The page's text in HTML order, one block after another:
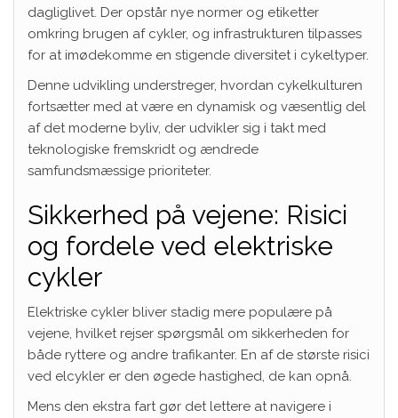
dagliglivet. Der opstår nye normer og etiketter
omkring brugen af cykler, og infrastrukturen tilpasses
for at imødekomme en stigende diversitet i cykeltyper.
Denne udvikling understreger, hvordan cykelkulturen
fortsætter med at være en dynamisk og væsentlig del
af det moderne byliv, der udvikler sig i takt med
teknologiske fremskridt og ændrede
samfundsmæssige prioriteter.
Sikkerhed på vejene: Risici
og fordele ved elektriske
cykler
Elektriske cykler bliver stadig mere populære på
vejene, hvilket rejser spørgsmål om sikkerheden for
både ryttere og andre trafikanter. En af de største risici
ved elcykler er den øgede hastighed, de kan opnå.
Mens den ekstra fart gør det lettere at navigere i